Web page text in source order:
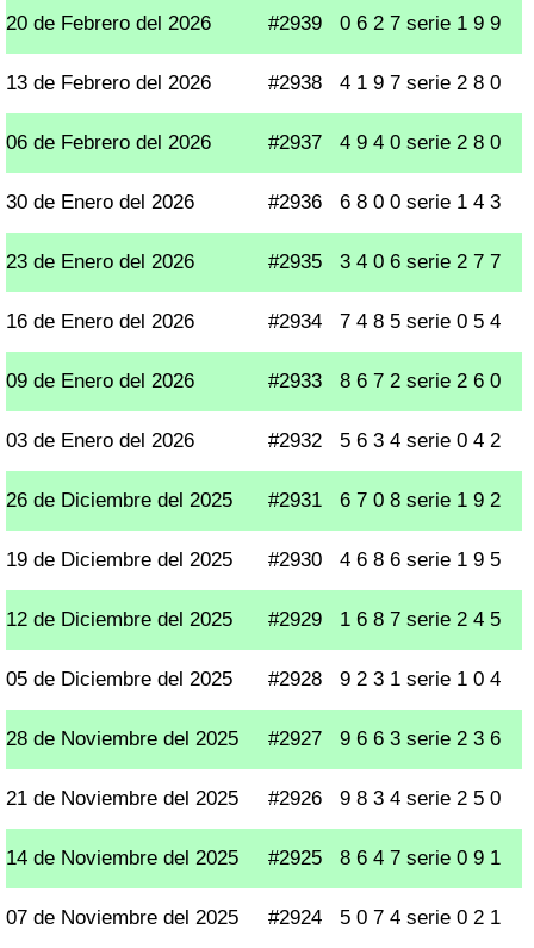
20 de Febrero del 2026 #2939 0 6 2 7 serie 1 9 9
13 de Febrero del 2026 #2938 4 1 9 7 serie 2 8 0
06 de Febrero del 2026 #2937 4 9 4 0 serie 2 8 0
30 de Enero del 2026 #2936 6 8 0 0 serie 1 4 3
23 de Enero del 2026 #2935 3 4 0 6 serie 2 7 7
16 de Enero del 2026 #2934 7 4 8 5 serie 0 5 4
09 de Enero del 2026 #2933 8 6 7 2 serie 2 6 0
03 de Enero del 2026 #2932 5 6 3 4 serie 0 4 2
26 de Diciembre del 2025 #2931 6 7 0 8 serie 1 9 2
19 de Diciembre del 2025 #2930 4 6 8 6 serie 1 9 5
12 de Diciembre del 2025 #2929 1 6 8 7 serie 2 4 5
05 de Diciembre del 2025 #2928 9 2 3 1 serie 1 0 4
28 de Noviembre del 2025 #2927 9 6 6 3 serie 2 3 6
21 de Noviembre del 2025 #2926 9 8 3 4 serie 2 5 0
14 de Noviembre del 2025 #2925 8 6 4 7 serie 0 9 1
07 de Noviembre del 2025 #2924 5 0 7 4 serie 0 2 1